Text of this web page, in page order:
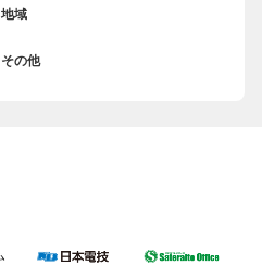
地域
その他